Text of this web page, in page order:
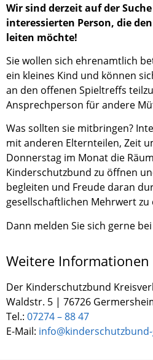
Wir sind derzeit auf der
interessierten Person, die
leiten möchte!
Sie wollen sich ehrenamtlich
ein kleines Kind und können
an den offenen Spieltreffs
Ansprechperson für andere
Was sollten sie mitbringen?
mit anderen Elternteilen, Zeit
Donnerstag im Monat die
Kinderschutzbund zu öffnen
begleiten und Freude daran
gesellschaftlichen Mehrwert zu
Dann melden Sie sich gerne
Weitere
Der Kinderschutzbund
Waldstr. 5 | 76726
Tel.: 07274 – 88 47
E-Mail: